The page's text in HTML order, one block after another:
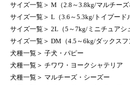
サイズ一覧 ＞ M（2.8～3.8kg/マルチーズ
サイズ一覧 ＞ L（3.6～5.3kg/トイプード
サイズ一覧 ＞ 2L（5～7kg/ミニチュアシ
サイズ一覧 ＞ DM（4.5～6kg/ダックスフ
犬種一覧 ＞ 子犬・パピー
犬種一覧 ＞ チワワ・ヨークシャテリア
犬種一覧 ＞ マルチーズ・シーズー